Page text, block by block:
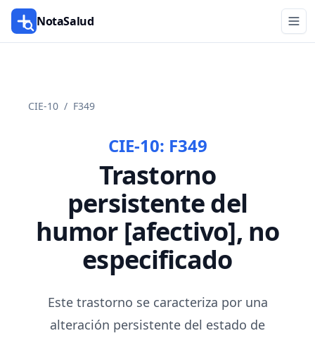
NotaSalud
CIE-10 / F349
CIE-10: F349
Trastorno
persistente del
humor [afectivo], no
especificado
Este trastorno se caracteriza por una
alteración persistente del estado de